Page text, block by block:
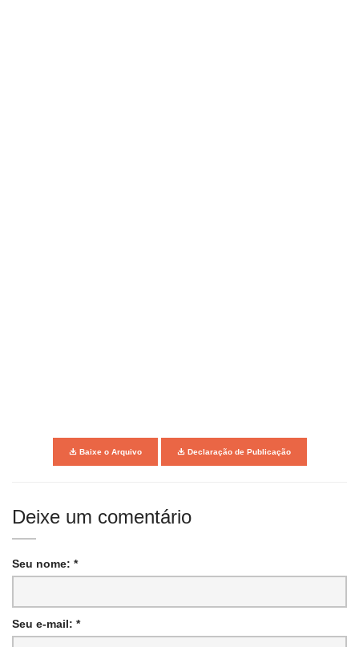
Baixe o Arquivo Declaração de Publicação
Deixe um comentário
Seu nome: *
Seu e-mail: *